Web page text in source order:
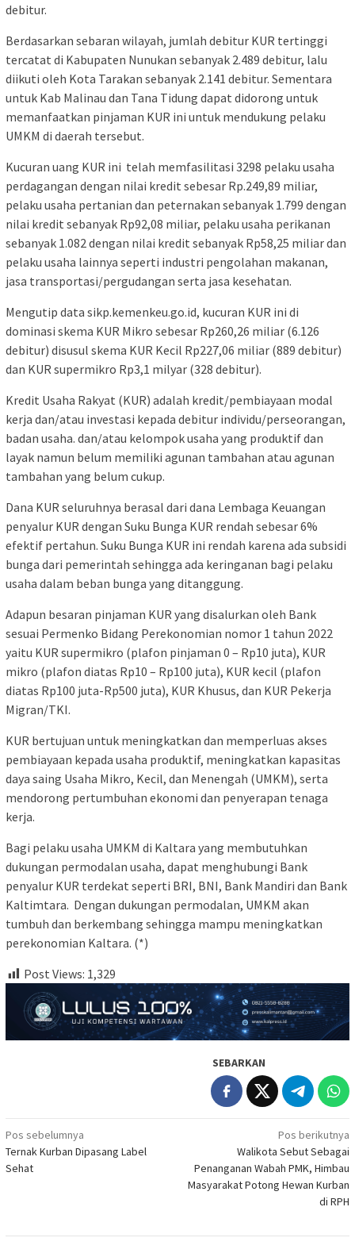
debitur.
Berdasarkan sebaran wilayah, jumlah debitur KUR tertinggi
tercatat di Kabupaten Nunukan sebanyak 2.489 debitur, lalu
diikuti oleh Kota Tarakan sebanyak 2.141 debitur. Sementara
untuk Kab Malinau dan Tana Tidung dapat didorong untuk
memanfaatkan pinjaman KUR ini untuk mendukung pelaku
UMKM di daerah tersebut.
Kucuran uang KUR ini telah memfasilitasi 3298 pelaku usaha
perdagangan dengan nilai kredit sebesar Rp.249,89 miliar,
pelaku usaha pertanian dan peternakan sebanyak 1.799 dengan
nilai kredit sebanyak Rp92,08 miliar, pelaku usaha perikanan
sebanyak 1.082 dengan nilai kredit sebanyak Rp58,25 miliar dan
pelaku usaha lainnya seperti industri pengolahan makanan,
jasa transportasi/pergudangan serta jasa kesehatan.
Mengutip data sikp.kemenkeu.go.id, kucuran KUR ini di
dominasi skema KUR Mikro sebesar Rp260,26 miliar (6.126
debitur) disusul skema KUR Kecil Rp227,06 miliar (889 debitur)
dan KUR supermikro Rp3,1 milyar (328 debitur).
Kredit Usaha Rakyat (KUR) adalah kredit/pembiayaan modal
kerja dan/atau investasi kepada debitur individu/perseorangan,
badan usaha. dan/atau kelompok usaha yang produktif dan
layak namun belum memiliki agunan tambahan atau agunan
tambahan yang belum cukup.
Dana KUR seluruhnya berasal dari dana Lembaga Keuangan
penyalur KUR dengan Suku Bunga KUR rendah sebesar 6%
efektif pertahun. Suku Bunga KUR ini rendah karena ada subsidi
bunga dari pemerintah sehingga ada keringanan bagi pelaku
usaha dalam beban bunga yang ditanggung.
Adapun besaran pinjaman KUR yang disalurkan oleh Bank
sesuai Permenko Bidang Perekonomian nomor 1 tahun 2022
yaitu KUR supermikro (plafon pinjaman 0 – Rp10 juta), KUR
mikro (plafon diatas Rp10 – Rp100 juta), KUR kecil (plafon
diatas Rp100 juta-Rp500 juta), KUR Khusus, dan KUR Pekerja
Migran/TKI.
KUR bertujuan untuk meningkatkan dan memperluas akses
pembiayaan kepada usaha produktif, meningkatkan kapasitas
daya saing Usaha Mikro, Kecil, dan Menengah (UMKM), serta
mendorong pertumbuhan ekonomi dan penyerapan tenaga
kerja.
Bagi pelaku usaha UMKM di Kaltara yang membutuhkan
dukungan permodalan usaha, dapat menghubungi Bank
penyalur KUR terdekat seperti BRI, BNI, Bank Mandiri dan Bank
Kaltimtara. Dengan dukungan permodalan, UMKM akan
tumbuh dan berkembang sehingga mampu meningkatkan
perekonomian Kaltara. (*)
Post Views: 1,329
SEBARKAN
Navigasi
pos
Pos sebelumnya
Ternak Kurban Dipasang Label
Sehat
Pos berikutnya
Walikota Sebut Sebagai
Penanganan Wabah PMK, Himbau
Masyarakat Potong Hewan Kurban
di RPH